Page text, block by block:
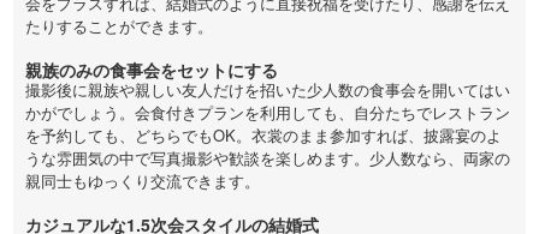
たりすることができます。
親族のみの食事会をセットにする
撮影後に親族や親しい友人だけを招いた少人数の食事会を開いてはい
かがでしょう。会食付きプランを利用しても、自分たちでレストラン
を予約しても、どちらでもOK。衣裳のまま参加すれば、披露宴のよ
うな雰囲気の中で写真撮影や歓談を楽しめます。少人数なら、両家の
親同士もゆっくり交流できます。
カジュアルな1.5次会スタイルの結婚式